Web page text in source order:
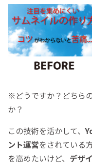
※どうですか？どちら
か？
この技術を活かして、
ント運営をされている
を高めたいけど、 デザ